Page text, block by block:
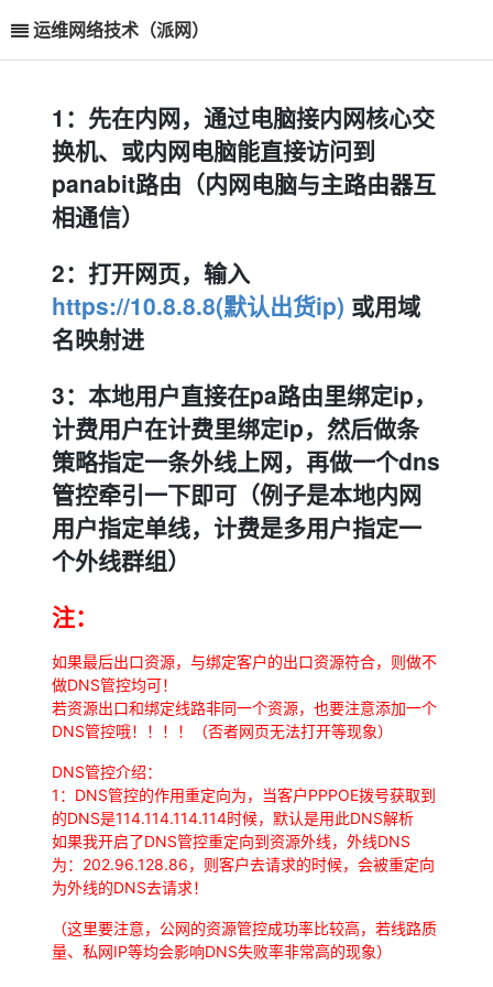
运维网络技术（派网）
1：先在内网，通过电脑接内网核心交
换机、或内网电脑能直接访问到
panabit路由（内网电脑与主路由器互
相通信）
2：打开网页，输入
https://10.8.8.8(默认出货ip) 或用域
名映射进
3：本地用户直接在pa路由里绑定ip，
计费用户在计费里绑定ip，然后做条
策略指定一条外线上网，再做一个dns
管控牵引一下即可（例子是本地内网
用户指定单线，计费是多用户指定一
个外线群组）
注：
如果最后出口资源，与绑定客户的出口资源符合，则做不
做DNS管控均可！
若资源出口和绑定线路非同一个资源，也要注意添加一个
DNS管控哦！！！！（否者网页无法打开等现象）
DNS管控介绍：
1：DNS管控的作用重定向为，当客户PPPOE拨号获取到
的DNS是114.114.114.114时候，默认是用此DNS解析
如果我开启了DNS管控重定向到资源外线，外线DNS
为：202.96.128.86，则客户去请求的时候，会被重定向
为外线的DNS去请求！
（这里要注意，公网的资源管控成功率比较高，若线路质
量、私网IP等均会影响DNS失败率非常高的现象）